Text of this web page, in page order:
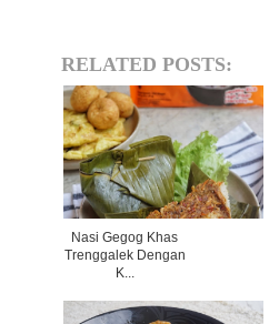
RELATED POSTS:
Nasi Gegog Khas
Trenggalek Dengan
K...